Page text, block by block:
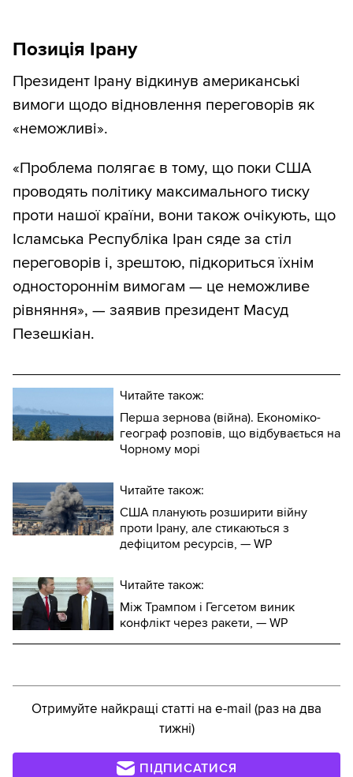
Позиція Ірану
Президент Ірану відкинув американські
вимоги щодо відновлення переговорів як
«неможливі».
«Проблема полягає в тому, що поки США
проводять політику максимального тиску
проти нашої країни, вони також очікують, що
Ісламська Республіка Іран сяде за стіл
переговорів і, зрештою, підкориться їхнім
одностороннім вимогам — це неможливе
рівняння», — заявив президент Масуд
Пезешкіан.
Читайте також:
Перша зернова (війна). Економіко-
географ розповів, що відбувається на
Чорному морі
Читайте також:
США планують розширити війну
проти Ірану, але стикаються з
дефіцитом ресурсів, — WP
Читайте також:
Між Трампом і Гегсетом виник
конфлікт через ракети, — WP
Отримуйте найкращі статті на e-mail (раз на два
тижні)
ПІДПИСАТИСЯ